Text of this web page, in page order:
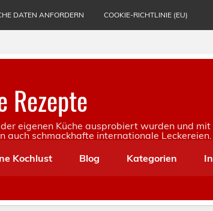
DATEN ANFORDERN COOKIE-RICHTLINIE (EU)
Rezepte
eigenen Küche ausprobiert wurden und
auch schmackhafte internationale Leckereien.
Kochlust
Blog Kategorien